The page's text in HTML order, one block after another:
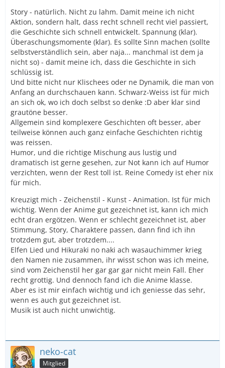
Story - natürlich. Nicht zu lahm. Damit meine ich nicht
Aktion, sondern halt, dass recht schnell recht viel passiert,
die Geschichte sich schnell entwickelt. Spannung (klar).
Überaschungsmomente (klar). Es sollte Sinn machen (sollte
selbstverständlich sein, aber naja... manchmal ist dem ja
nicht so) - damit meine ich, dass die Geschichte in sich
schlüssig ist.
Und bitte nicht nur Klischees oder ne Dynamik, die man von
Anfang an durchschauen kann. Schwarz-Weiss ist für mich
an sich ok, wo ich doch selbst so denke :D aber klar sind
grautöne besser.
Allgemein sind komplexere Geschichten oft besser, aber
teilweise können auch ganz einfache Geschichten richtig
was reissen.
Humor, und die richtige Mischung aus lustig und
dramatisch ist gerne gesehen, zur Not kann ich auf Humor
verzichten, wenn der Rest toll ist. Reine Comedy ist eher nix
für mich.
Kreuzigt mich - Zeichenstil - Kunst - Animation. Ist für mich
wichtig. Wenn der Anime gut gezeichnet ist, kann ich mich
echt dran ergötzen. Wenn er schlecht gezeichnet ist, aber
Stimmung, Story, Charaktere passen, dann find ich ihn
trotzdem gut, aber trotzdem....
Elfen Lied und Hikuraki no naki ach wasauchimmer krieg
den Namen nie zusammen, ihr wisst schon was ich meine,
sind vom Zeichenstil her gar gar gar nicht mein Fall. Eher
recht grottig. Und dennoch fand ich die Anime klasse.
Aber es ist mir einfach wichtig und ich geniesse das sehr,
wenn es auch gut gezeichnet ist.
Musik ist auch nicht unwichtig.
neko-cat
Mitglied